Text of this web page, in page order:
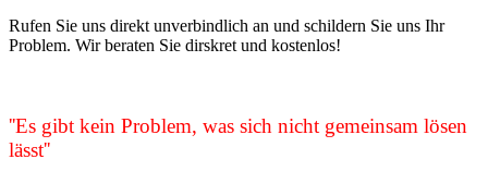
Rufen Sie uns direkt unverbindlich an und schildern Sie uns Ihr
Problem. Wir beraten Sie dirskret und kostenlos!
''Es gibt kein Problem, was sich nicht gemeinsam lösen
lässt''